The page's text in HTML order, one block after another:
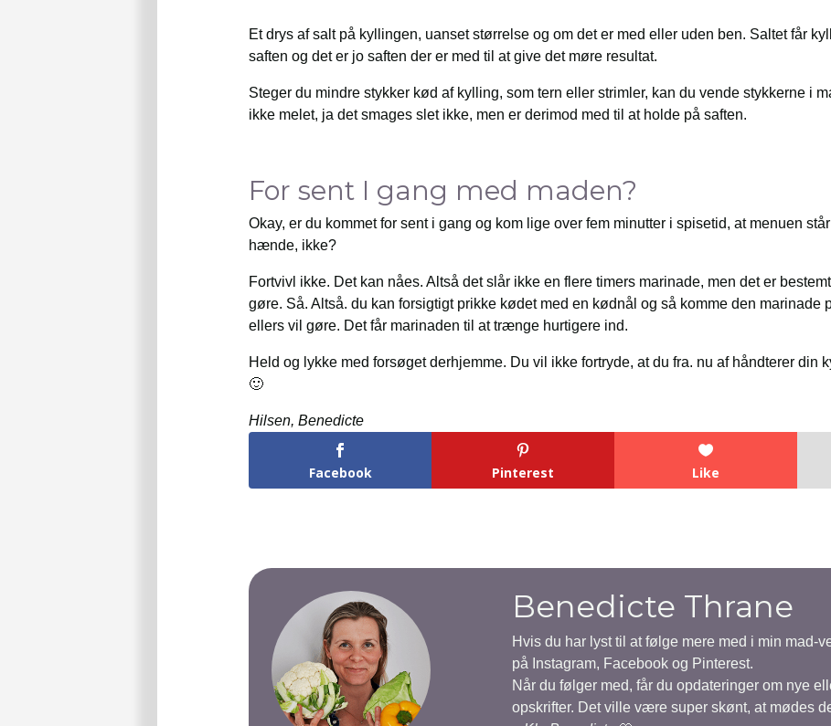
Et drys af salt på kyllingen, uanset størrelse og om det er med eller uden ben. Saltet får
saften og det er jo saften der er med til at give det møre resultat.
Steger du mindre stykker kød af kylling, som tern eller strimler, kan du vende stykkerne i
ikke melet, ja det smages slet ikke, men er derimod med til at holde på saften.
For sent I gang med maden?
Okay, er du kommet for sent i gang og kom lige over fem minutter i spisetid, at menuen
hænde, ikke?
Fortvivl ikke. Det kan nåes. Altså det slår ikke en flere timers marinade, men det er
gøre. Så. Altså. du kan forsigtigt prikke kødet med en kødnål og så komme den marinade
ellers vil gøre. Det får marinaden til at trænge hurtigere ind.
Held og lykke med forsøget derhjemme. Du vil ikke fortryde, at du fra. nu af håndterer din
🙂
Hilsen, Benedicte
Facebook Pinterest Like
Benedicte Thrane
Hvis du har lyst til at følge mere med i min mad-
på Instagram, Facebook og Pinterest.
Når du følger med, får du opdateringer om nye
opskrifter. Det ville være super skønt, at mødes